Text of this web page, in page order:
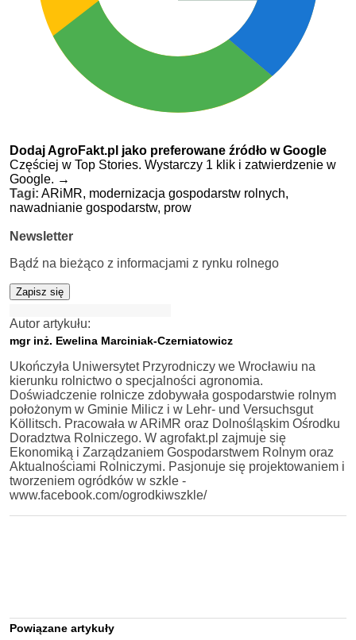
Dodaj AgroFakt.pl jako preferowane źródło w Google
Częściej w Top Stories. Wystarczy 1 klik i zatwierdzenie w
Google. →
Tagi: ARiMR, modernizacja gospodarstw rolnych,
nawadnianie gospodarstw, prow
Newsletter
Bądź na bieżąco z informacjami z rynku rolnego
Zapisz się
Autor artykułu:
mgr inż. Ewelina Marciniak-Czerniatowicz
Ukończyła Uniwersytet Przyrodniczy we Wrocławiu na
kierunku rolnictwo o specjalności agronomia.
Doświadczenie rolnicze zdobywała gospodarstwie rolnym
położonym w Gminie Milicz i w Lehr- und Versuchsgut
Köllitsch. Pracowała w ARiMR oraz Dolnośląskim Ośrodku
Doradztwa Rolniczego. W agrofakt.pl zajmuje się
Ekonomiką i Zarządzaniem Gospodarstwem Rolnym oraz
Aktualnościami Rolniczymi. Pasjonuje się projektowaniem i
tworzeniem ogródków w szkle -
www.facebook.com/ogrodkiwszkle/
Powiązane artykuły